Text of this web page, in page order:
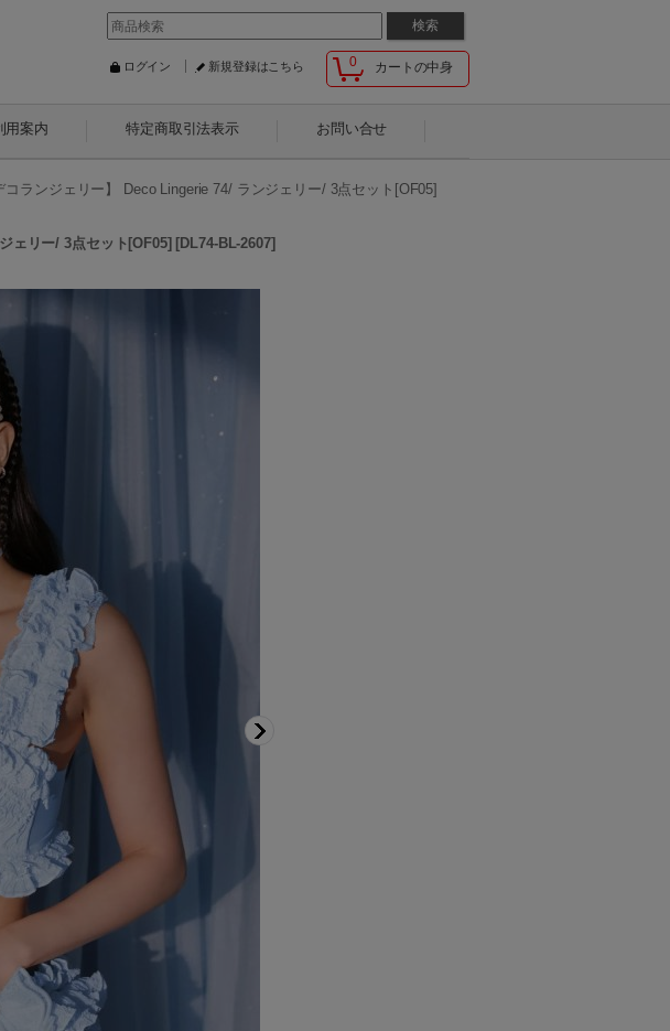
0 カートの中身
ログイン 新規登録はこちら
用案内 特定商取引法表示 お問い合せ
ランジェリー】 Deco Lingerie 74/ ランジェリー/ 3点セット[OF05]
ェリー/ 3点セット[OF05] [ DL74-BL-2607]